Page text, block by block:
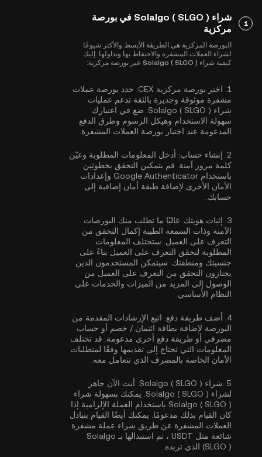
1
شراء Solalgo ( SLGO ) في بورصة
مركزية
البورصة المركزية هي الطريقة الأبسط والأكثر شيوعًا
لشراء العملات المشفرة والاحتفاظ بها وتداولها. إليك
كيفية شراء Solalgo ( SLGO ) عبر بورصة مركزية:
1. اختر بورصة مركزية CEX:
حدد بورصة عملات
مشفرة موثوقة وجديرة بالثقة تدعم عمليات
شراء Solalgo ( SLGO ). ضع في اعتبارك
سهولة الاستخدام وهيكل الرسوم وطرق الدفع
المدعومة عند اختيار بورصة العملات المشفرة.
2. إنشاء حساب: أدخل المعلومات المطلوبة وعيّن
كلمة مرور آمنة. قم بتمكين التحقق بخطوتين
باستخدام Google Authenticator
وإعدادات
الأمان الأخرى لإضافة طبقة أمان إضافية إلى
حسابك.
3. إثبات هويتك: غالبًا ما تطلب منك البورصات
الآمنة وذات السمعة الطيبة إكمال التحقق من
التعرف على العميل . ستختلف المعلومات
المطلوبة لتحقق التعرف على العميل بناءً على
جنسيتك ومنطقتك. سيتمكن المستخدمون الذين
يجتازون التحقق من التعرف على العميل من
الوصول إلى المزيد من الميزات والخدمات على
النظام الأساسي.
4. أضف طريقة دفع: اتبع الإرشادات المقدمة من
البورصة لإضافة بطاقة ائتمان / خصم أو حساب
مصرفي أو طريقة دفع أخرى مدعومة. قد تختلف
المعلومات التي تحتاج إلى تقديمها وفقًا لمتطلبات
الأمان الخاصة بالمصرف الذي تتعامل معه.
5. شراء Solalgo ( SLGO ):
أنت الآن جاهز
لشراء Solalgo ( SLGO ). يمكنك بسهولة شراء
Solalgo ( SLGO ) باستخدام العملة الإلزامية إذا
كان القيام بذلك مدعومًا. يمكنك أيضًا القيام بتبادل
العملات المشفرة عن طريق شراء عملة مشفرة
شائعة مثل USDT
، ثم استبدالها بـ Solalgo
(SLGO ) الذي تريده.